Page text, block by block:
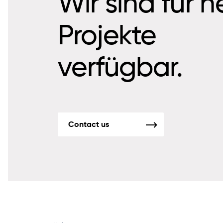
Projekte
verfügbar.
Contact us